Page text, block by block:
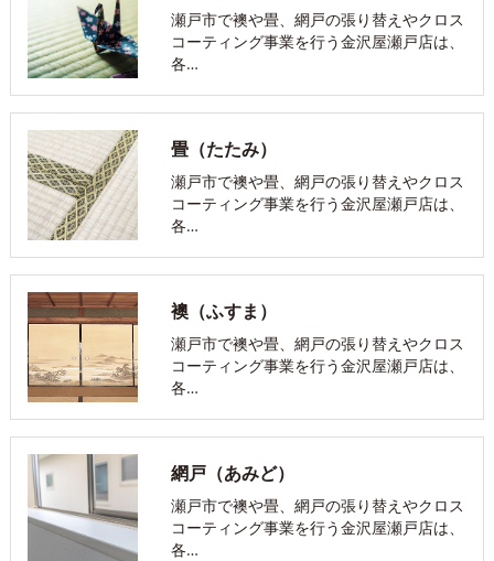
瀬戸市で襖や畳、網戸の張り替えやクロス
コーティング事業を行う金沢屋瀬戸店は、
各…
畳（たたみ）
瀬戸市で襖や畳、網戸の張り替えやクロス
コーティング事業を行う金沢屋瀬戸店は、
各…
襖（ふすま）
瀬戸市で襖や畳、網戸の張り替えやクロス
コーティング事業を行う金沢屋瀬戸店は、
各…
網戸（あみど）
瀬戸市で襖や畳、網戸の張り替えやクロス
コーティング事業を行う金沢屋瀬戸店は、
各…